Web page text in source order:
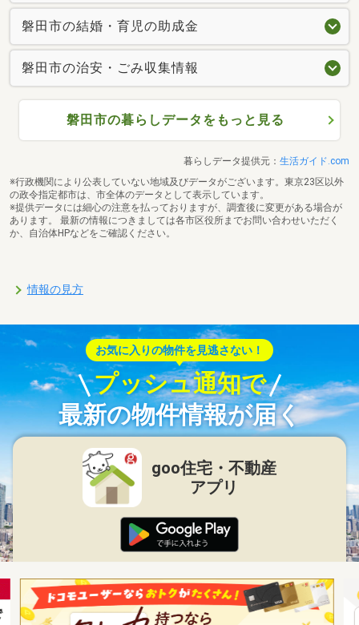
磐田市の結婚・育児の助成金
磐田市の治安・ごみ収集情報
磐田市の暮らしデータをもっと見る
暮らしデータ提供元： 生活ガイド.com
※行政機関により公表していない地域及びデータがございます。東京23区以外
の政令指定都市は、市全体のデータとして表示しています。
※提供データには細心の注意を払っておりますが、調査後に変更がある場合が
あります。 最新の情報につきましては各市区役所までお問い合わせいただく
か、自治体HPなどをご確認ください。
情報の見方
お気に入りの物件を見逃さない！
プッシュ通知で
最新の物件情報が届く
goo住宅・不動産
アプリ